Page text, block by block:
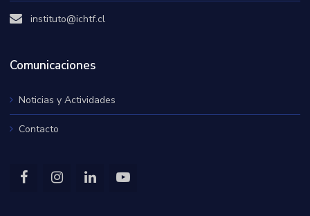
instituto@ichtf.cl
Comunicaciones
Noticias y Actividades
Contacto